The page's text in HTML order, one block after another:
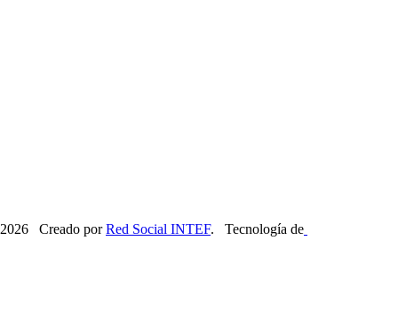
2026 Creado porRed Social INTEF. Tecnología de